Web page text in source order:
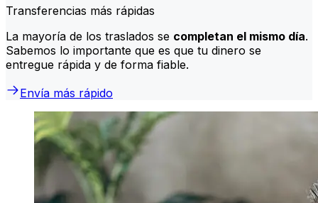
Transferencias más rápidas
La mayoría de los traslados se completan el mismo día.
Sabemos lo importante que es que tu dinero se
entregue rápida y de forma fiable.
Envía más rápido